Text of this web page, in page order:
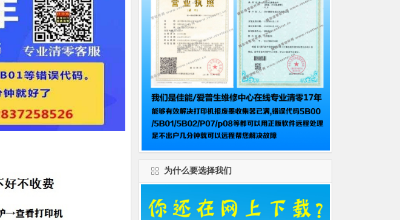
为什么要选择我们